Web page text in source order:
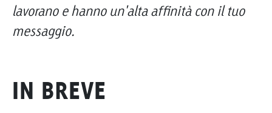
lavorano e hanno un'alta affinità con il tuo
messaggio.
IN BREVE